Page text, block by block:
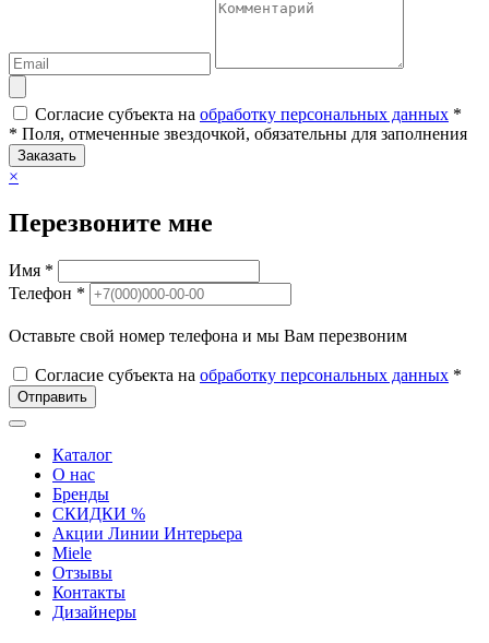
Согласие субъекта на обработку персональных данных *
* Поля, отмеченные звездочкой, обязательны для заполнения
Заказать
×
Перезвоните мне
Имя *
Телефон *
Оставьте свой номер телефона и мы Вам перезвоним
Согласие субъекта на обработку персональных данных *
Отправить
Каталог
О нас
Бренды
СКИДКИ %
Акции Линии Интерьера
Miele
Отзывы
Контакты
Дизайнеры